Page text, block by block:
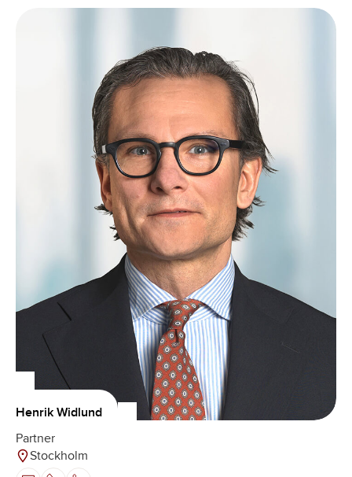
Henrik Widlund
Partner
Stockholm